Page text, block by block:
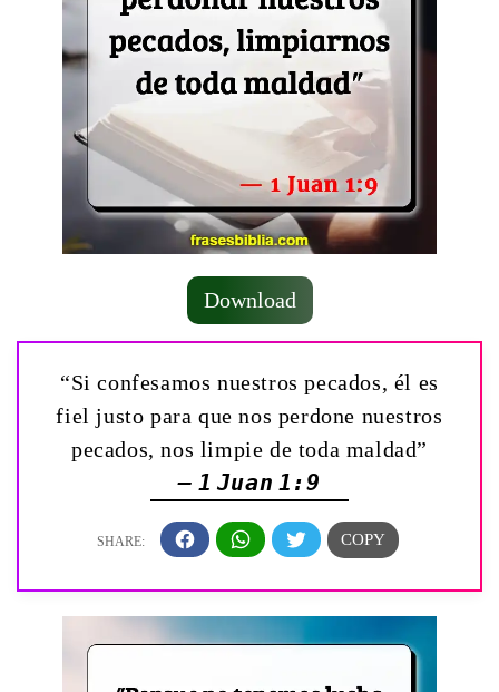
Download
“Si confesamos nuestros pecados, él es
fiel justo para que nos perdone nuestros
pecados, nos limpie de toda maldad”
— 1 Juan 1:9